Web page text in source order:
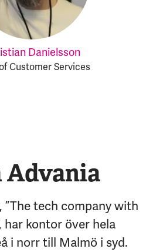
Danielsson
Customer Services
Advania
”The tech company with
har kontor över hela
i norr till Malmö i syd.